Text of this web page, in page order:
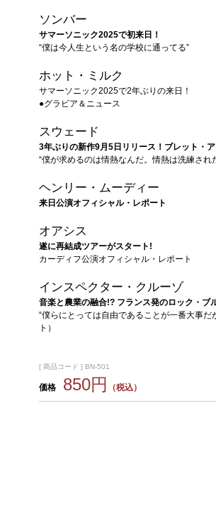
ソンバー
サマーソニック2025で初来日！
“僕は今人生という名の学校に通ってる”
ホット・ミルク
サマーソニック2025で2年ぶりの来日！
●グラビア＆ニュース
スウェード
3年ぶりの新作9月5日リリース！ブレット・
“僕が求めるのは情熱なんだ。情熱は洗練され
ヘンリー・ムーディー
来日公演オフィシャル・レポート
オアシス
遂に再結成ツアーがスタート!
カーディフ公演オフィシャル・レポート
インスペクター・クルーゾ
音楽と農業の融合!? フランス発のロック・ブ
“僕らにとっては自由であることが一番大事
ト）
[ 商品コード ] BN-501
価格 850円 （税込）